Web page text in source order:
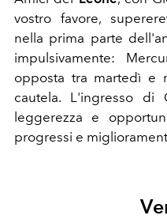
vostro favore,
nella prima parte
impulsivamente:
opposta tra martedì e
cautela. L'ingresso di
leggerezza e
progressi e